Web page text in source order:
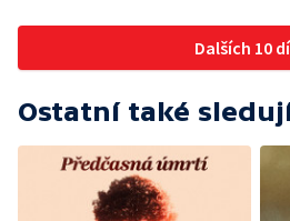
Dalších 10
Ostatní také